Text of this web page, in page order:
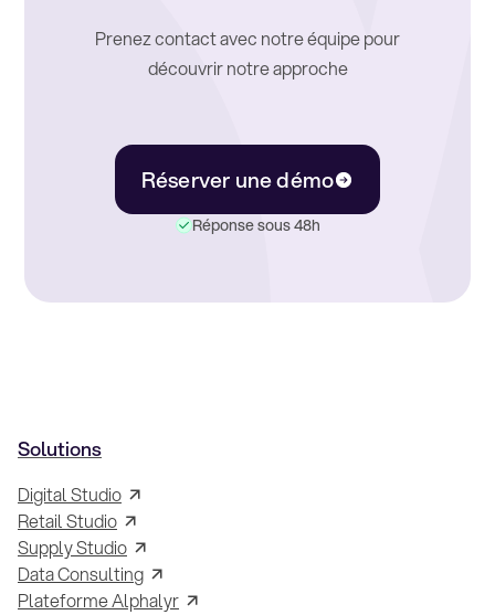
Prenez contact avec notre équipe pour
découvrir notre approche
Réserver une démo
Réponse sous 48h
Solutions
Digital Studio
Retail Studio
Supply Studio
Data Consulting
Plateforme Alphalyr